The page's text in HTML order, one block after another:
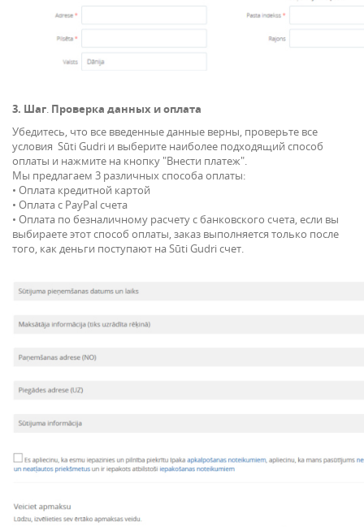
3. Шаг. Проверка данных и оплата
Убедитесь, что все введенные данные верны, проверьте все
условия Sūti Gudri и выберите наиболее подходящий способ
оплаты и нажмите на кнопку "Внести платеж".
Мы предлагаем 3 различных способа оплаты:
• Оплата кредитной картой
• Оплата с PayPal счета
• Оплата по безналичному расчету с банковского счета, если вы
выбираете этот способ оплаты, заказ выполняется только после
того, как деньги поступают на Sūti Gudri счет.